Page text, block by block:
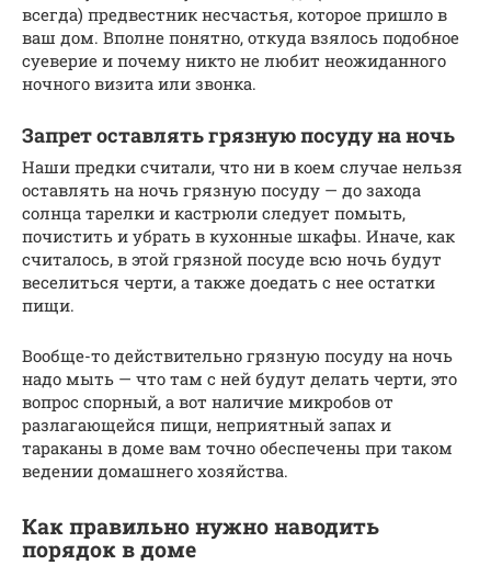
всегда) предвестник несчастья, которое пришло в
ваш дом. Вполне понятно, откуда взялось подобное
суеверие и почему никто не любит неожиданного
ночного визита или звонка.
Запрет оставлять грязную посуду на ночь
Наши предки считали, что ни в коем случае нельзя
оставлять на ночь грязную посуду — до захода
солнца тарелки и кастрюли следует помыть,
почистить и убрать в кухонные шкафы. Иначе, как
считалось, в этой грязной посуде всю ночь будут
веселиться черти, а также доедать с нее остатки
пищи.
Вообще-то действительно грязную посуду на ночь
надо мыть — что там с ней будут делать черти, это
вопрос спорный, а вот наличие микробов от
разлагающейся пищи, неприятный запах и
тараканы в доме вам точно обеспечены при таком
ведении домашнего хозяйства.
Как правильно нужно наводить
порядок в доме